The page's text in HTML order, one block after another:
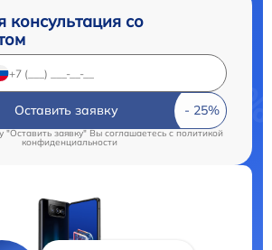
консультация со
Оставить заявку
"Оставить заявку" Вы соглашаетесь c политикой
конфиденциальности